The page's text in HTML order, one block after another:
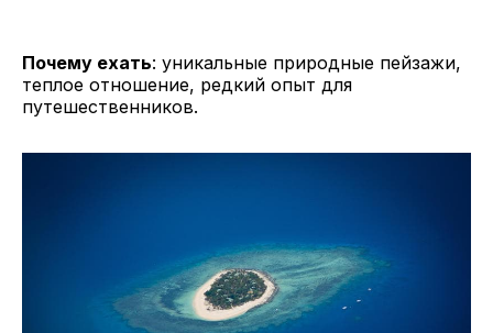
Почему ехать: уникальные природные пейзажи,
теплое отношение, редкий опыт для
путешественников.